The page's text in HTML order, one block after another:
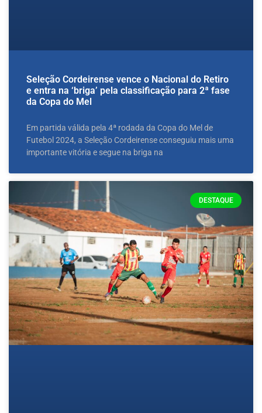
Seleção Cordeirense vence o Nacional do Retiro
e entra na ‘briga’ pela classificação para 2ª fase
da Copa do Mel
Em partida válida pela 4ª rodada da Copa do Mel de
Futebol 2024, a Seleção Cordeirense conseguiu mais uma
importante vitória e segue na briga na
DESTAQUE